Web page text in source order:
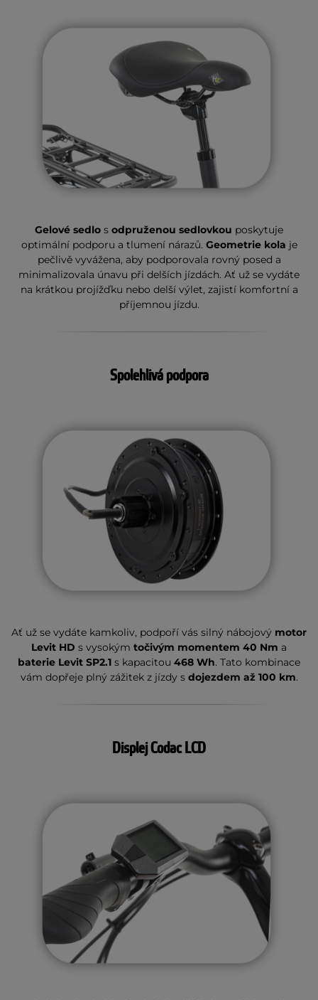
Gelové sedlo s odpruženou sedlovkou poskytuje
optimální podporu a tlumení nárazů. Geometrie kola je
pečlivě vyvážena, aby podporovala rovný posed a
minimalizovala únavu při delších jízdách. Ať už se vydáte
na krátkou projížďku nebo delší výlet, zajistí komfortní a
příjemnou jízdu.
Spolehlivá podpora
Ať už se vydáte kamkoliv, podpoří vás silný nábojový motor
Levit HD s vysokým točivým momentem 40 Nm a
baterie Levit SP2.1 s kapacitou 468 Wh. Tato kombinace
vám dopřeje plný zážitek z jízdy s dojezdem až 100 km.
Displej Codac LCD